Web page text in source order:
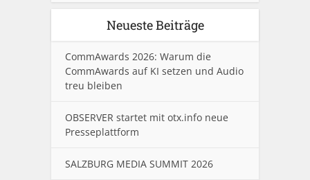
Neueste Beiträge
CommAwards 2026: Warum die
CommAwards auf KI setzen und Audio
treu bleiben
OBSERVER startet mit otx.info neue
Presseplattform
SALZBURG MEDIA SUMMIT 2026